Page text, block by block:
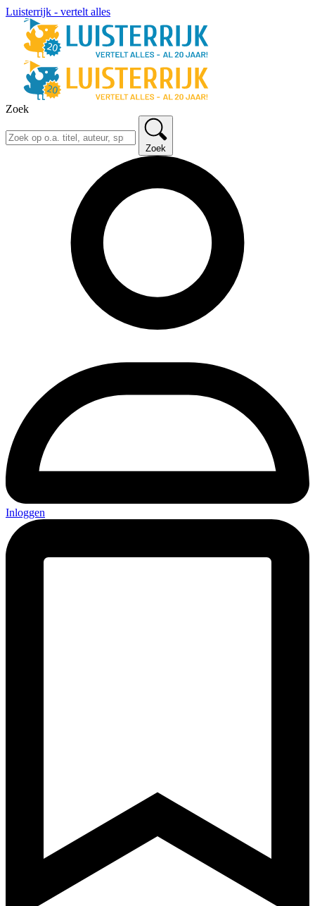
Luisterrijk - vertelt alles
Zoek
Zoek
Inloggen